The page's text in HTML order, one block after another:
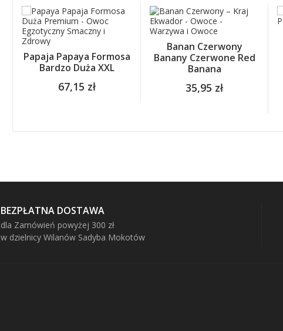
Papaja Papaya Formosa
Bardzo Duża XXL
67,15 zł
Banan Czerwony
Banany Czerwone Red
Banana
35,95 zł
BEZPŁATNA DOSTAWA
dla Zamówień powyżej 300 zł
w dzielnicy Wilanów Sadyba Mokotów